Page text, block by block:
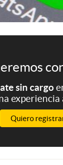
sin cargo
experiencia
Quiero